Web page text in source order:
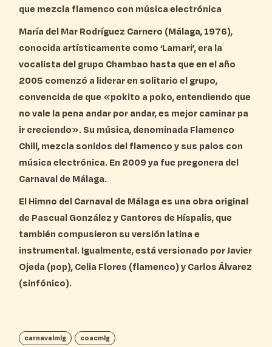
que mezcla flamenco con música electrónica
María del Mar Rodríguez Carnero (Málaga, 1976),
conocida artísticamente como ‘Lamari’, era la
vocalista del grupo Chambao hasta que en el año
2005 comenzó a liderar en solitario el grupo,
convencida de que «pokito a poko, entendiendo que
no vale la pena andar por andar, es mejor caminar pa
ir creciendo». Su música, denominada Flamenco
Chill, mezcla sonidos del flamenco y sus palos con
música electrónica. En 2009 ya fue pregonera del
Carnaval de Málaga.
El Himno del Carnaval de Málaga es una obra original
de Pascual González y Cantores de Híspalis, que
también compusieron su versión latina e
instrumental. Igualmente, está versionado por Javier
Ojeda (pop), Celia Flores (flamenco) y Carlos Álvarez
(sinfónico).
carnavalmlg coacmlg